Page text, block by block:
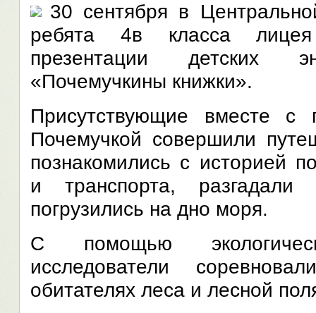
30 сентября в
ребята 4в класса
презентации детских
«Почемучкины книжки».
Присутствующие вместе с
Почемучкой совершили
познакомились с историей
и транспорта,
погрузились на дно моря.
С помощью
исследователи
обитателях леса и лесной